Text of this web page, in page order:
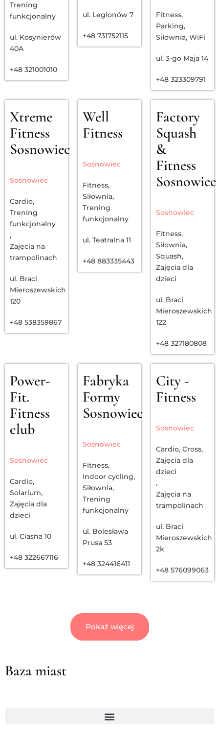
Trening
funkcjonalny
ul. Kosynierów
40A
+48 321001010
ul. Legionów 7
+48 731752115
Fitness,
Parking,
Siłownia, WiFi
ul. 3-go Maja 14
+48 323309791
Xtreme
Fitness
Sosnowiec
Sosnowiec
Cardio,
Trening
funkcjonalny
,
Zajęcia na
trampolinach
ul. Braci
Mieroszewskich
120
+48 538359867
Well
Fitness
Sosnowiec
Fitness,
Siłownia,
Trening
funkcjonalny
ul. Teatralna 11
+48 883335443
Factory
Squash
&
Fitness
Sosnowiec
Sosnowiec
Fitness,
Siłownia,
Squash,
Zajęcia dla
dzieci
ul. Braci
Mieroszewskich
122
+48 327180808
Power-
Fit.
Fitness
club
Sosnowiec
Cardio,
Solarium,
Zajęcia dla
dzieci
ul. Ciasna 10
+48 322667116
Fabryka
Formy
Sosnowiec
Sosnowiec
Fitness,
Indoor cycling,
Siłownia,
Trening
funkcjonalny
ul. Bolesława
Prusa 53
+48 324416411
City -
Fitness
Sosnowiec
Cardio, Cross,
Zajęcia dla
dzieci
,
Zajęcia na
trampolinach
ul. Braci
Mieroszewskich
2k
+48 576099063
Pokaż więcej
Baza miast